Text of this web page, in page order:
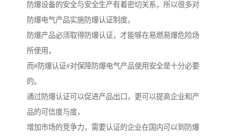
防爆设备的安全与安全生产有着密切关系，所以很多对
防爆电气产品实施防爆认证制度，
防爆产品必须取得防爆认证，才能够在易燃易爆危险场
所使用，
而#防爆认证#对保障防爆电气产品使用安全是十分必要
的。
通过防爆认证可以促进产品出口，更可以提高企业和产
品的可信度与度，
增加市场的竞争力，需要认证的企业在国内可以到防爆